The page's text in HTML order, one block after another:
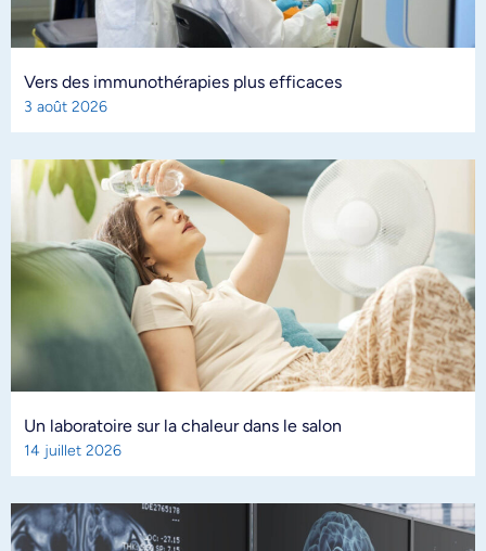
Vers des immunothérapies plus efficaces
3 août 2026
Un laboratoire sur la chaleur dans le salon
14 juillet 2026